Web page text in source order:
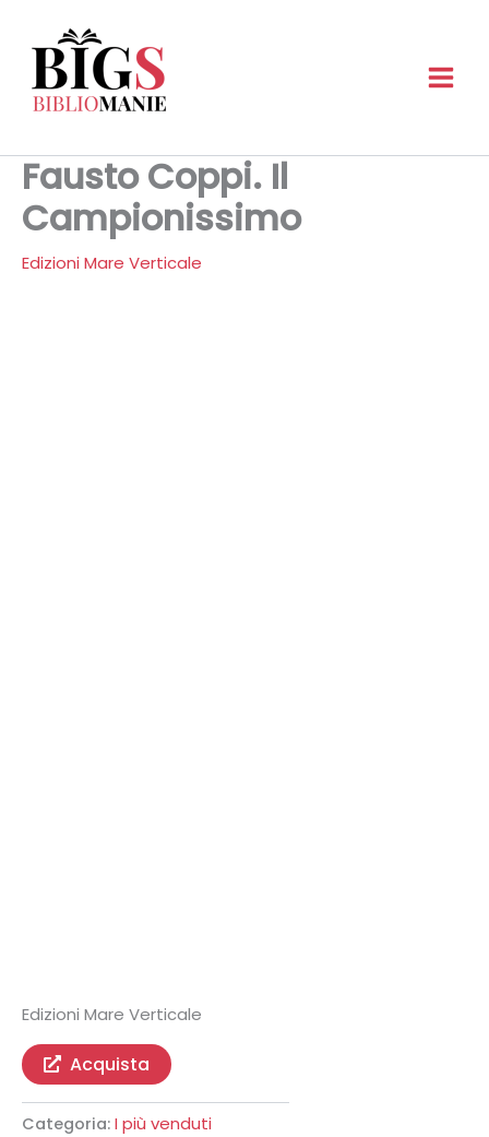
contenuto
Fausto Coppi. Il
Campionissimo
Edizioni Mare Verticale
Edizioni Mare Verticale
Acquista
Categoria: I più venduti